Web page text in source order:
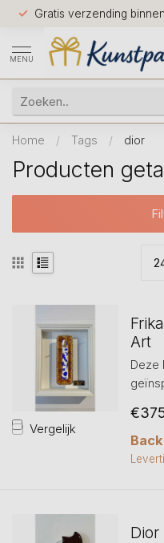
Gratis verzending
MENU
Home / Tags / dior
Producten
Vergelijk
Art
Deze